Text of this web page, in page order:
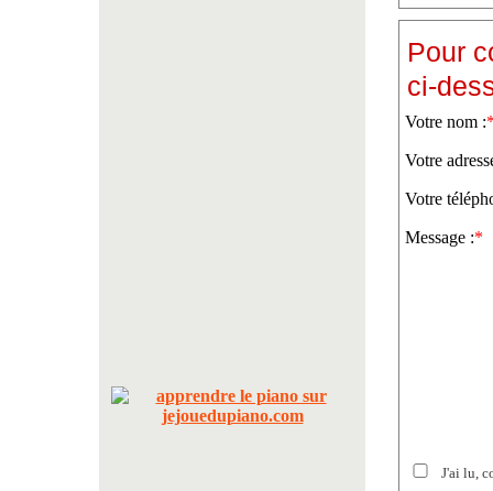
Pour
ci-
Votre nom :
Votre
Votre
Message :*
J'ai lu,